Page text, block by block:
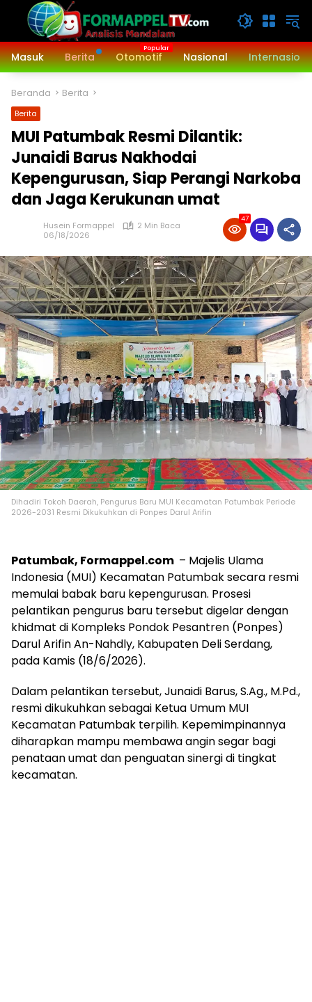
Langsung
konten
Masuk
Berita Otomotif Nasional
Beranda Berita
Berita
MUI Patumbak Resmi Dilantik:
Junaidi Barus Nakhodai
Kepengurusan, Siap Perangi Narkoba
dan Jaga Kerukunan umat
Husein Formappel
2 Min Baca
06/18/2026
47
Dihadiri Tokoh Daerah, Pengurus Baru MUI Kecamatan Patumbak Periode
2026-2031 Resmi Dikukuhkan di Ponpes Darul Arifin
Patumbak, Formappel.com – Majelis Ulama
Indonesia (MUI) Kecamatan Patumbak secara resmi
memulai babak baru kepengurusan. Prosesi
pelantikan pengurus baru tersebut digelar dengan
khidmat di Kompleks Pondok Pesantren (Ponpes)
Darul Arifin An-Nahdly, Kabupaten Deli Serdang,
pada Kamis (18/6/2026).
Dalam pelantikan tersebut, Junaidi Barus, S.Ag., M.Pd.,
resmi dikukuhkan sebagai Ketua Umum MUI
Kecamatan Patumbak terpilih. Kepemimpinannya
diharapkan mampu membawa angin segar bagi
penataan umat dan penguatan sinergi di tingkat
kecamatan.